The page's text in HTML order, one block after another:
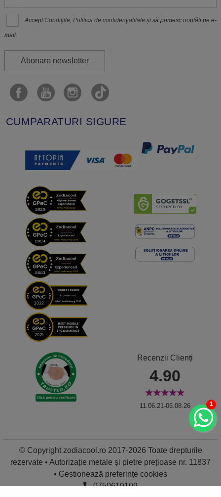
Accept Condițiile,Politica de confidenţialitate și să primesc noutăți pe e-
mail.
Abonare newsletter
CUMPARATURI SIGURE
Recenzii Clienți
4.90
11.06.21-06.08.26
© Copyright zodiacool.ro 2017-2026 Toate drepturile
rezervate • Autorizație metale și pietre prețioase nr. 11837
• Gestionează preferințe cookies
0750619109
1